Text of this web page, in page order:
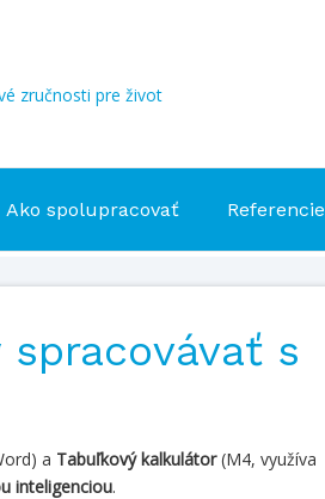
zručnosti pre život
Ako spolupracovať Referencie
s
a Tabuľkový kalkulátor(M4, využíva
inteligenciou.